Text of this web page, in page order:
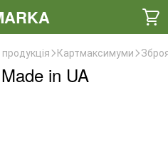
Картмаксимуми
in UA